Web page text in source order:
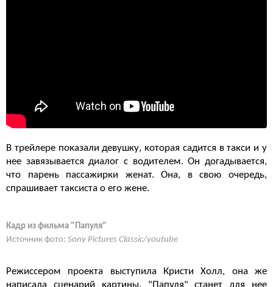
В трейлере показали девушку, которая садится в такси и у
нее завязывается диалог с водителем. Он догадывается,
что парень пассажирки женат. Она, в свою очередь,
спрашивает таксиста о его жене.
Кадр из фильма "Папуля"
Источник фото: Sony Pictures Classic/youtube
Режиссером проекта выступила Кристи Холл, она же
написала сценарий картины. "Папуля" станет для нее